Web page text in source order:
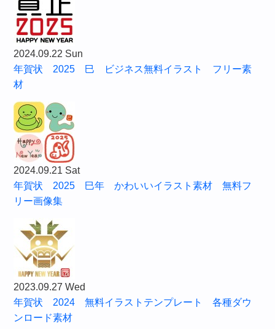
2024.09.22 Sun
年賀状 2025 巳 ビジネス無料イラスト フリー素
材
2024.09.21 Sat
年賀状 2025 巳年 かわいいイラスト素材 無料フ
リー画像集
2023.09.27 Wed
年賀状 2024 無料イラストテンプレート 各種ダウ
ンロード素材